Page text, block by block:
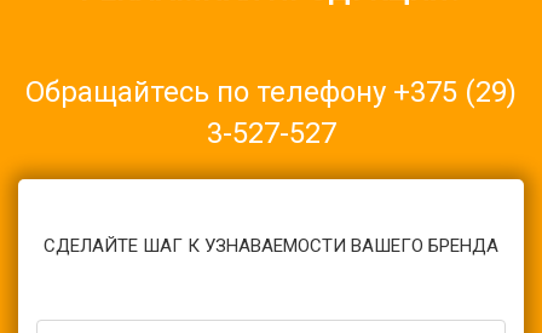
Обращайтесь по телефону +375 (29)
3-527-527
СДЕЛАЙТЕ ШАГ К УЗНАВАЕМОСТИ ВАШЕГО БРЕНДА